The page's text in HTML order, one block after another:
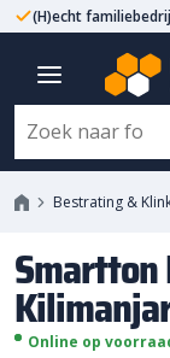
(H)echt
Bestrating &
Online op